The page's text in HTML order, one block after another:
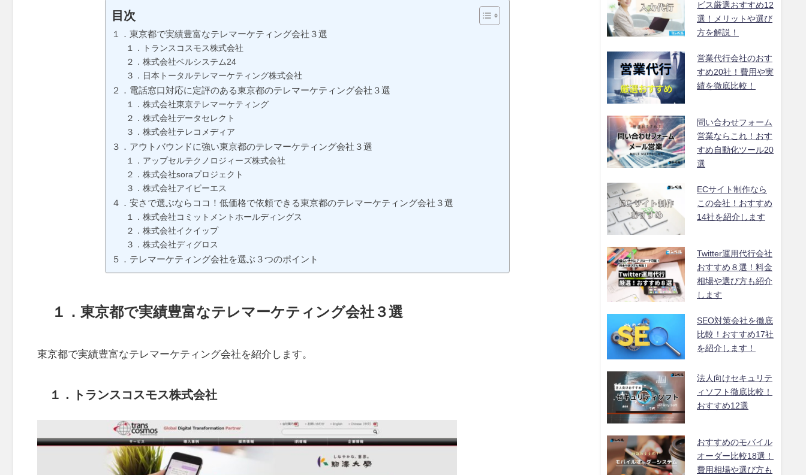
目次
１．東京都で実績豊富なテレマーケティング会社３選
１．トランスコスモス株式会社
２．株式会社ベルシステム24
３．日本トータルテレマーケティング株式会社
２．電話窓口対応に定評のある東京都のテレマーケティング会社３選
１．株式会社東京テレマーケティング
２．株式会社データセレクト
３．株式会社テレコメディア
３．アウトバウンドに強い東京都のテレマーケティング会社３選
１．アップセルテクノロジィーズ株式会社
２．株式会社soraプロジェクト
３．株式会社アイビーエス
４．安さで選ぶならココ！低価格で依頼できる東京都のテレマーケティング会社３選
１．株式会社コミットメントホールディングス
２．株式会社イクイップ
３．株式会社ディグロス
５．テレマーケティング会社を選ぶ３つのポイント
１．東京都で実績豊富なテレマーケティング会社３選
東京都で実績豊富なテレマーケティング会社を紹介します。
１．トランスコスモス株式会社
ビス厳選おすすめ12
選！メリットや選び
方を解説！
営業代行会社のおす
すめ20社！費用や実
績を徹底比較！
問い合わせフォーム
営業ならこれ！おす
すめ自動化ツール20
選
ECサイト制作なら
この会社！おすすめ
14社を紹介します
Twitter運用代行会社
おすすめ８選！料金
相場や選び方も紹介
します
SEO対策会社を徹底
比較！おすすめ17社
を紹介します！
法人向けセキュリテ
ィソフト徹底比較！
おすすめ12選
おすすめのモバイル
オーダー比較18選！
費用相場や選び方も